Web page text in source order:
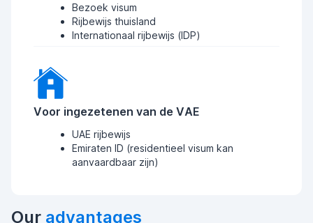
Bezoek visum
Rijbewijs thuisland
Internationaal rijbewijs (IDP)
Voor ingezetenen van de VAE
UAE rijbewijs
Emiraten ID (residentieel visum kan
aanvaardbaar zijn)
Our advantages